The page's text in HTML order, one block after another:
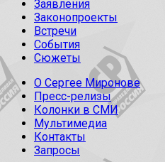
Заявления
Законопроекты
Встречи
События
Сюжеты
О Сергее Миронове
Пресс-релизы
Колонки в СМИ
Мультимедиа
Контакты
Запросы